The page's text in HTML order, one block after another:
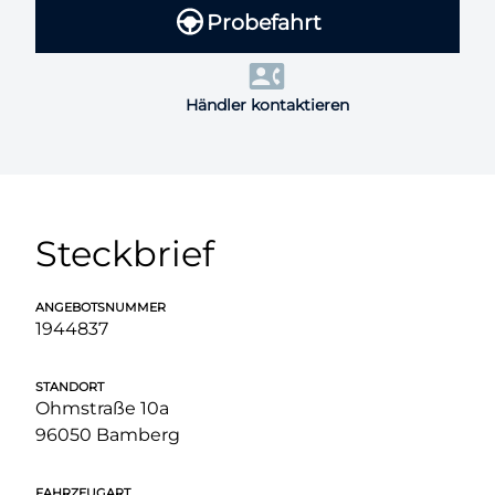
Probefahrt
Händler kontaktieren
Steckbrief
ANGEBOTSNUMMER
1944837
STANDORT
Ohmstraße 10a
96050 Bamberg